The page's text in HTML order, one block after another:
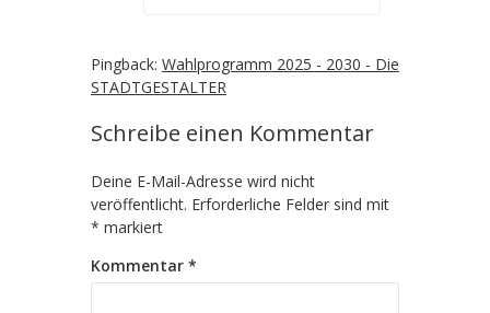
Pingback: Wahlprogramm 2025 - 2030 - Die
STADTGESTALTER
Schreibe einen Kommentar
Deine E-Mail-Adresse wird nicht
veröffentlicht. Erforderliche Felder sind mit
* markiert
Kommentar *